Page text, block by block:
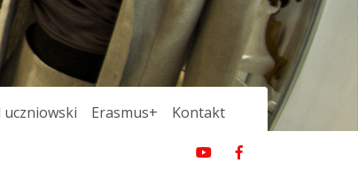
uczniowski Erasmus+ Kontakt